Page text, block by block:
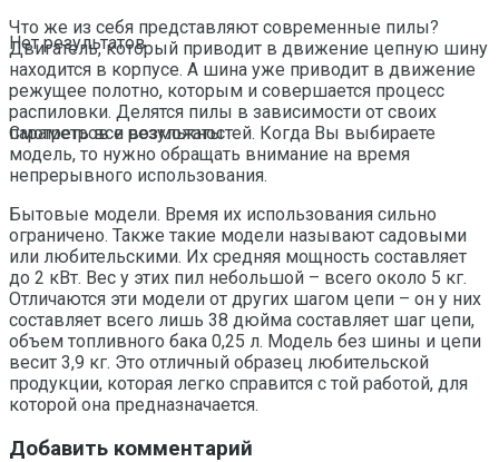
Нет результатов
Смотреть все результаты
Что же из себя представляют современные пилы?
Двигатель, который приводит в движение цепную шину
находится в корпусе. А шина уже приводит в движение
режущее полотно, которым и совершается процесс
распиловки. Делятся пилы в зависимости от своих
параметров и возможностей. Когда Вы выбираете
модель, то нужно обращать внимание на время
непрерывного использования.
Бытовые модели. Время их использования сильно
ограничено. Также такие модели называют садовыми
или любительскими. Их средняя мощность составляет
до 2 кВт. Вес у этих пил небольшой – всего около 5 кг.
Отличаются эти модели от других шагом цепи – он у них
составляет всего лишь 38 дюйма составляет шаг цепи,
объем топливного бака 0,25 л. Модель без шины и цепи
весит 3,9 кг. Это отличный образец любительской
продукции, которая легко справится с той работой, для
которой она предназначается.
Добавить комментарий